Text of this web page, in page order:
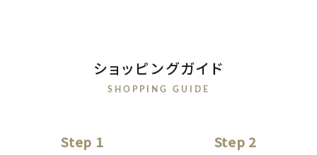
ショッピングガイド
SHOPPING GUIDE
Step 1 Step 2